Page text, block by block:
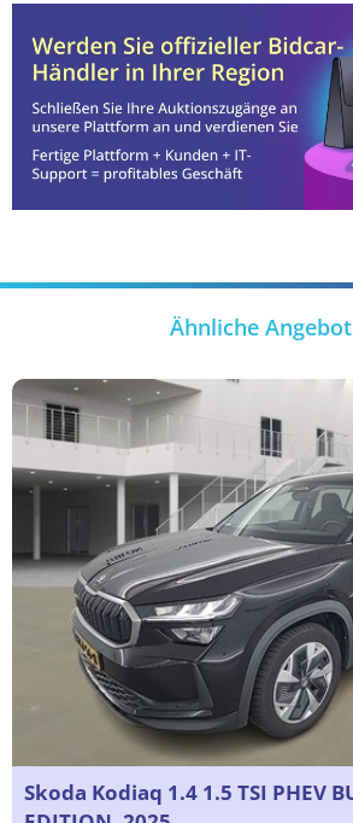
Ähnliche
Skoda Kodiaq 1.4 1.5 TSI PHEV